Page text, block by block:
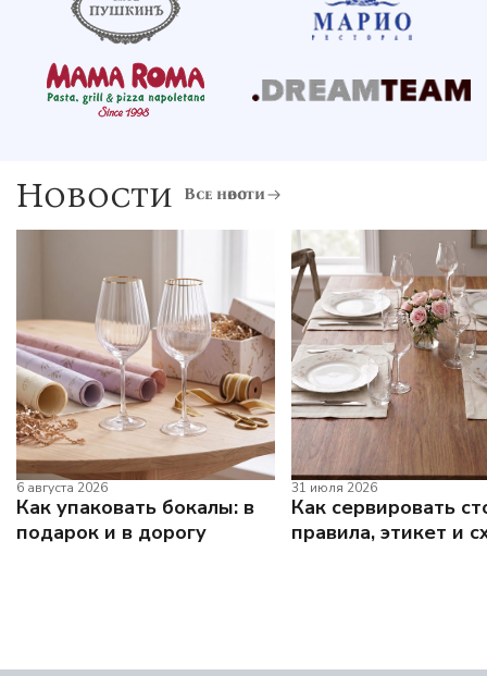
Новости Все новости
6 августа 2026
Как упаковать бокалы: в
подарок и в дорогу
31 июля 2026
Как сервировать
правила, этикет и